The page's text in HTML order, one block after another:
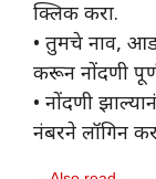
क्लिक करा.
• ​तुमचे नाव,
करून नोंदणी
• ​नोंदणी
नंबरने लॉगिन